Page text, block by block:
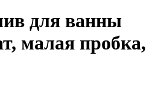
для ванны
малая пробка,